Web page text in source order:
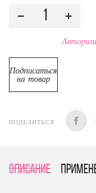
Подписаться
на товар
ПОДЕЛИТЬСЯ
Описание